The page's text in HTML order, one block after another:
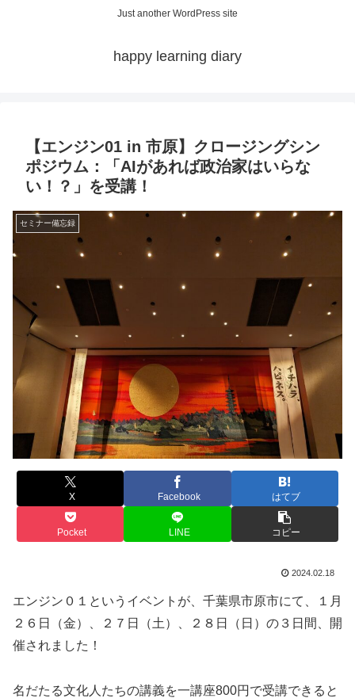
Just another WordPress site
happy learning diary
【エンジン01 in 市原】クロージングシン
ポジウム：「AIがあれば政治家はいらな
い！？」を受講！
セミナー備忘録
X Facebook はてブ
Pocket LINE コピー
2024.02.18
エンジン０１というイベントが、千葉県市原市にて、１月
２６日（金）、２７日（土）、２８日（日）の３日間、開
催されました！
名だたる文化人たちの講義を一講座800円で受講できると